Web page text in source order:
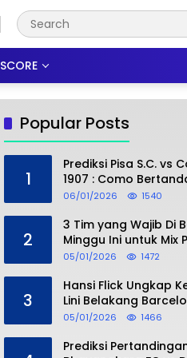
SCORE
Popular Posts
1
Prediksi Pisa S.C. vs
1907 : Como
Markas Pisa,
Mencuri Poin?
06/01/2026 1540
2
3 Tim yang Wajib Di
Minggu Ini untuk Mix
Peluang Menang
05/01/2026 1472
3
Hansi Flick Ungkap
Lini Belakang
Target Bursa Transfer
05/01/2026 1466
Prediksi